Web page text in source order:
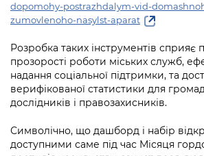
dopomohy-postrazhdalym-vid-
zumovlenoho-nasylst-aparat
Розробка таких інструментів
прозорості роботи міських служб,
надання соціальної підтримки, та
верифікованої статистики для
дослідників і правозахисників.
Символічно, що дашборд і набір
доступними саме під час Місяця